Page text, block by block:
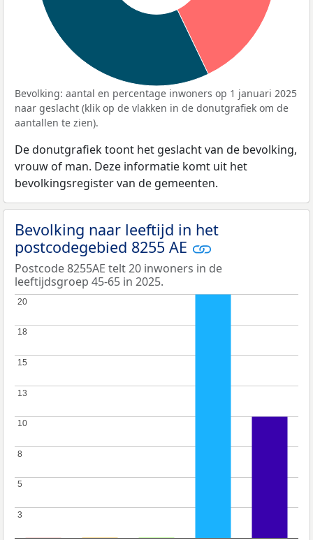
Bevolking: aantal en percentage inwoners op 1 januari 2025
naar geslacht (klik op de vlakken in de donutgrafiek om de
aantallen te zien).
De donutgrafiek toont het geslacht van de bevolking,
vrouw of man. Deze informatie komt uit het
bevolkingsregister van de gemeenten.
Bevolking naar leeftijd in het
postcodegebied 8255 AE
Postcode 8255AE telt 20 inwoners in de
leeftijdsgroep 45-65 in 2025.
3
3
5
5
8
8
10
10
13
13
15
15
18
18
20
20